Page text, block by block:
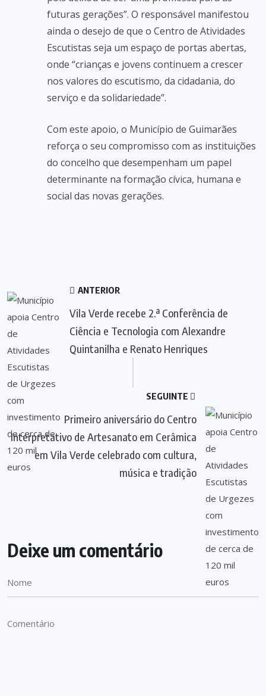
futuras gerações”. O responsável manifestou
ainda o desejo de que o Centro de Atividades
Escutistas seja um espaço de portas abertas,
onde “crianças e jovens continuem a crescer
nos valores do escutismo, da cidadania, do
serviço e da solidariedade”.
Com este apoio, o Município de Guimarães
reforça o seu compromisso com as instituições
do concelho que desempenham um papel
determinante na formação cívica, humana e
social das novas gerações.
ANTERIOR
Vila Verde recebe 2.ª Conferência de
Ciência e Tecnologia com Alexandre
Quintanilha e Renato Henriques
SEGUINTE
Primeiro aniversário do Centro
Interpretativo de Artesanato em Cerâmica
em Vila Verde celebrado com cultura,
música e tradição
Deixe um comentário